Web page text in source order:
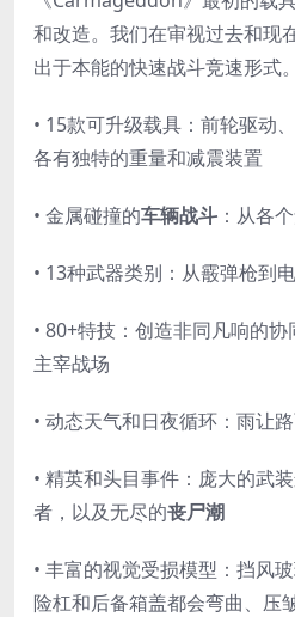
和改造。我们在审视过去和现
出于本能的快速战斗竞速形式。
• 15款可升级载具：前轮驱动
各有独特的重量和减震装置
• 金属碰撞的车辆战斗 ：从各
• 13种武器类别：从霰弹枪到
• 80+特技：创造非同凡响的协
主宰战场
• 动态天气和日夜循环：雨让
• 精英和头目事件：庞大的武
者，以及无尽的丧尸潮
• 丰富的视觉受损模型：挡风
险杠和后备箱盖都会弯曲、压